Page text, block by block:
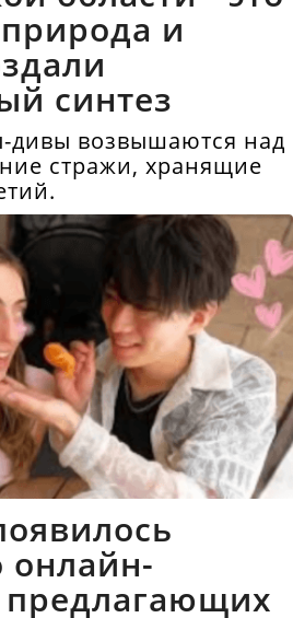
и
синтез
дивы возвышаются над
стражи, хранящие
онлайн-